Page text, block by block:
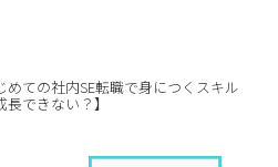
めての社内SE転職で身につくスキル
長できない？】